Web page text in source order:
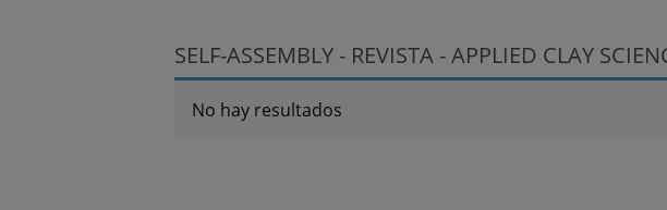
SELF-ASSEMBLY - REVISTA - APPLIED CLAY
No hay resultados